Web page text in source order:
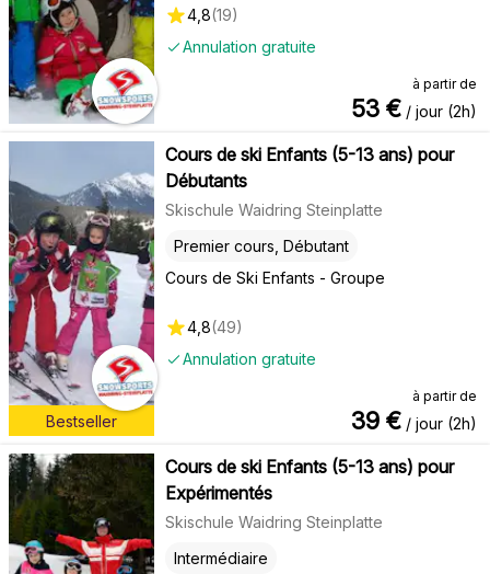
Annulation gratuite
4,8(19)
à partir de
53 € / jour (2h)
Bestseller
Cours de ski Enfants (5-13 ans) pour
Débutants
Skischule Waidring Steinplatte
Cours de Ski Enfants - Groupe
Premier cours, Débutant
Annulation gratuite
4,8(49)
à partir de
39 € / jour (2h)
Cours de ski Enfants (5-13 ans) pour
Expérimentés
Skischule Waidring Steinplatte
Intermédiaire